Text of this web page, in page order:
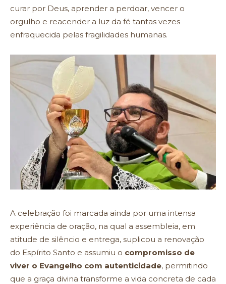
curar por Deus, aprender a perdoar, vencer o
orgulho e reacender a luz da fé tantas vezes
enfraquecida pelas fragilidades humanas.
A celebração foi marcada ainda por uma intensa
experiência de oração, na qual a assembleia, em
atitude de silêncio e entrega, suplicou a renovação
do Espírito Santo e assumiu o compromisso de
viver o Evangelho com autenticidade, permitindo
que a graça divina transforme a vida concreta de cada